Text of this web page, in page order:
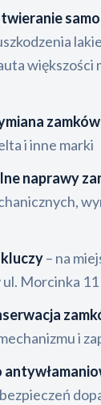
większości
zamków
i inne marki
naprawy
– na
ul. Morcinka 11
i